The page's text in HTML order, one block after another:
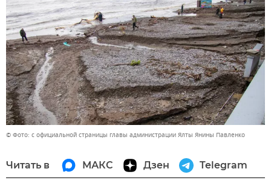
© Фото: с официальной страницы главы администрации Ялты Янины Павленко
Читать в МАКС Дзен Telegram